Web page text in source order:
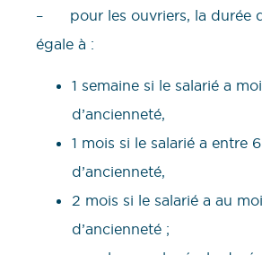
– pour les ouvriers, la durée
égale à :
1 semaine si le salarié a
d’ancienneté,
1 mois si le salarié a entre
d’ancienneté,
2 mois si le salarié a au
d’ancienneté ;